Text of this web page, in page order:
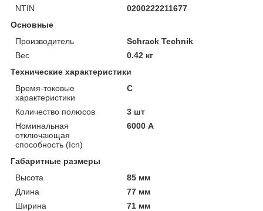
NTIN
0200222211677
Основные
Производитель
Schrack Technik
Вес
0.42 кг
Технические характеристики
Время-токовые
характеристики
C
Количество полюсов
3 шт
Номинальная
отключающая
способность (Icn)
6000 А
Габаритные размеры
Высота
85 мм
Длина
77 мм
Ширина
71 мм